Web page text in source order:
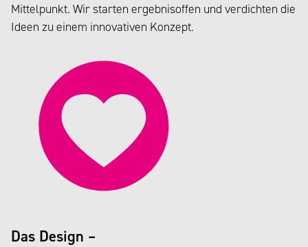
Mittelpunkt. Wir starten ergebnisoffen und verdichten die
Ideen zu einem innovativen Konzept.
Das Design –